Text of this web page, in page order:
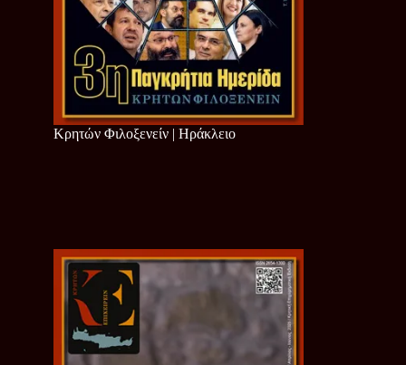
Κρητών Φιλοξενείν | Ηράκλειο